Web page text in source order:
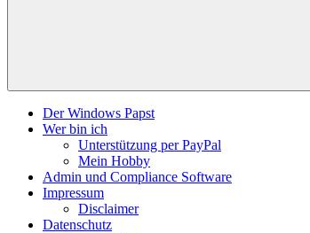
Der Windows Papst
Wer bin ich
Unterstützung per PayPal
Mein Hobby
Admin und Compliance Software
Impressum
Disclaimer
Datenschutz